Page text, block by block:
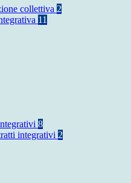
collettiva 2
11
8
integrativi 2